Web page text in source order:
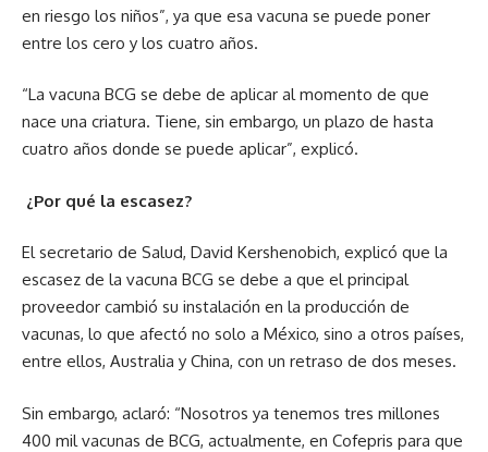
en riesgo los niños”, ya que esa vacuna se puede poner
entre los cero y los cuatro años.
“La vacuna BCG se debe de aplicar al momento de que
nace una criatura. Tiene, sin embargo, un plazo de hasta
cuatro años donde se puede aplicar”, explicó.
¿Por qué la escasez?
El secretario de Salud, David Kershenobich, explicó que la
escasez de la vacuna BCG se debe a que el principal
proveedor cambió su instalación en la producción de
vacunas, lo que afectó no solo a México, sino a otros países,
entre ellos, Australia y China, con un retraso de dos meses.
Sin embargo, aclaró: “Nosotros ya tenemos tres millones
400 mil vacunas de BCG, actualmente, en Cofepris para que